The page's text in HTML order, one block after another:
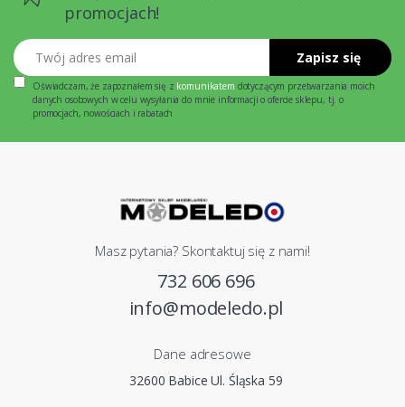
promocjach!
Twój adres email
Zapisz się
Oświadczam, że zapoznałem się z komunikatem dotyczącym przetwarzania moich
danych osobowych w celu wysyłania do mnie informacji o ofercie sklepu, tj. o
promocjach, nowościach i rabatach
Masz pytania? Skontaktuj się z nami!
732 606 696
info@modeledo.pl
Dane adresowe
32600 Babice Ul. Śląska 59